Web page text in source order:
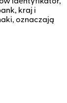
kraj i
oznaczają